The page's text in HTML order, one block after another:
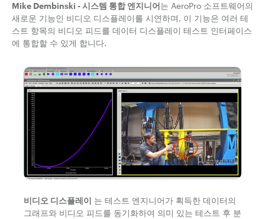
Mike Dembinski - 시스템 통합 엔지니어는 AeroPro 소프트웨어의
새로운 기능인 비디오 디스플레이를 시연하며, 이 기능은 여러 테
스트 항목의 비디오 피드를 데이터 디스플레이 테스트 인터페이스
에 통합할 수 있게 합니다.
비디오 디스플레이 는 테스트 엔지니어가 획득한 데이터의
그래프와 비디오 피드를 동기화하여 의미 있는 테스트 후 분